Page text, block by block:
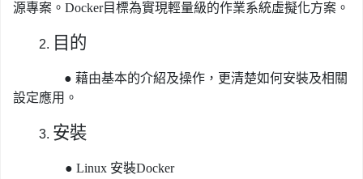
源專案。Docker目標為實現輕量級的作業系統虛擬化方案。
2. 目的
● 藉由基本的介紹及操作，更清楚如何安裝及相關
設定應用。
3. 安裝
● Linux 安裝Docker